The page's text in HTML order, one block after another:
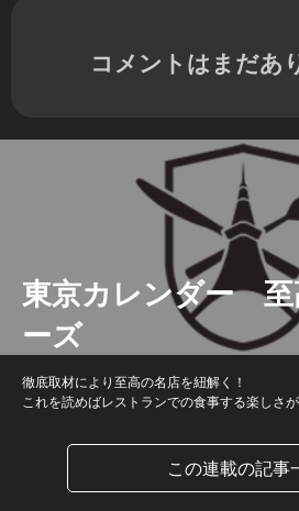
コメントはまだあ
東京カレンダー 至
ーズ
徹底取材により至高の名店を紐解く！
これを読めばレストランでの食事する楽しさが
この連載の記事